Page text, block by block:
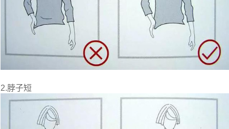
2.脖子短